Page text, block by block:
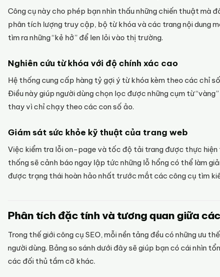
Công cụ này cho phép bạn nhìn thấu những chiến thuật mà
phân tích lượng truy cập, bộ từ khóa và các trang nội dung
tìm ra những “kẻ hở” để len lỏi vào thị trường.
Nghiên cứu từ khóa với độ chính xác cao
Hệ thống cung cấp hàng tỷ gợi ý từ khóa kèm theo các chỉ
Điều này giúp người dùng chọn lọc được những cụm từ
thay vì chỉ chạy theo các con số ảo.
Giám sát sức khỏe kỹ thuật của trang web
Việc kiểm tra lỗi on-page và tốc độ tải trang được thực hiện
thống sẽ cảnh báo ngay lập tức những lỗ hổng có thể làm
được trạng thái hoàn hảo nhất trước mắt các công cụ tìm
Phân tích đặc tính và tương quan giữa
Trong thế giới công cụ SEO, mỗi nền tảng đều có những ưu
người dùng. Bảng so sánh dưới đây sẽ giúp bạn có cái nhìn
các đối thủ tầm cỡ khác.